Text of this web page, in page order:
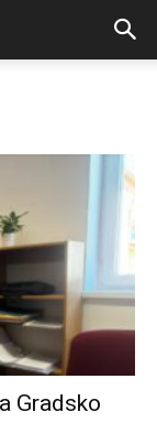
Gradsko